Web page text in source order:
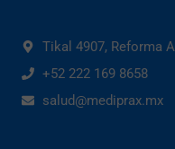
Tikal 4907, Reforma
+52 222 169 8658
salud@mediprax.mx